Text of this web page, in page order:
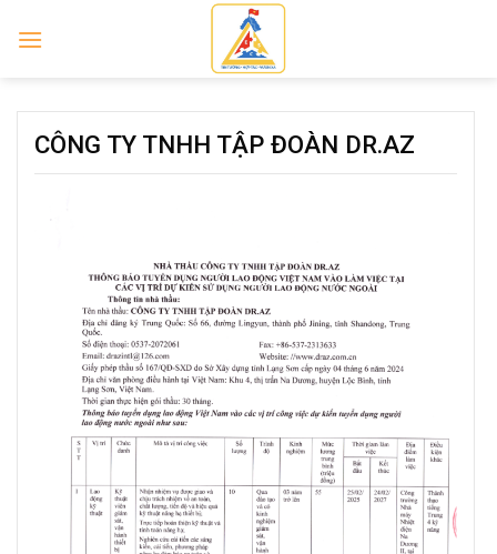
CÔNG TY TNHH TẬP ĐOÀN DR.AZ